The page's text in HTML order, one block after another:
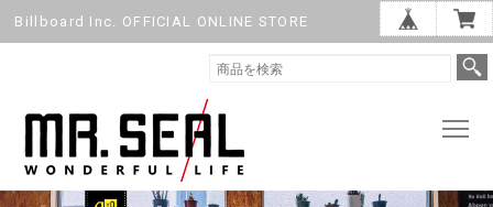
Billboard Inc. OFFICIAL ONLINE STORE